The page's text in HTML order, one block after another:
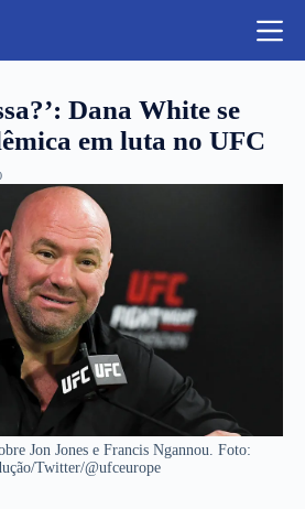
NBA
LUTAS E MMA
NFL
MLS
APOSTAS LEGAL
Dana White se
em luta no UFC
Jon Jones e Francis Ngannou. Foto:
Twitter/@ufceurope